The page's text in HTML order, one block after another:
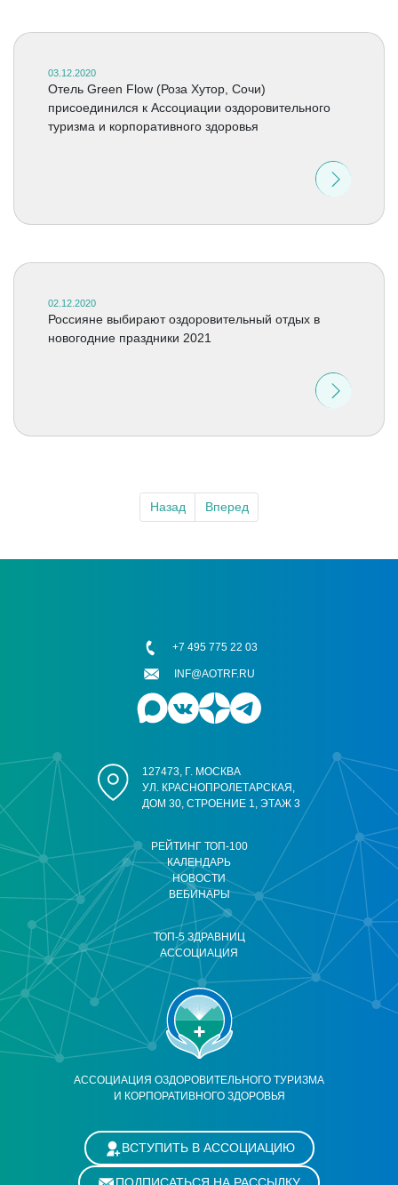
03.12.2020
Отель Green Flow (Роза Хутор, Сочи)
присоединился к Ассоциации оздоровительного
туризма и корпоративного здоровья
02.12.2020
Россияне выбирают оздоровительный отдых в
новогодние праздники 2021
Назад Вперед
АССОЦИАЦИЯ ОЗДОРОВИТЕЛЬНОГО ТУРИЗМА
И КОРПОРАТИВНОГО ЗДОРОВЬЯ
РЕЙТИНГ ТОП-100
КАЛЕНДАРЬ
НОВОСТИ
ВЕБИНАРЫ
ТОП-5 ЗДРАВНИЦ
АССОЦИАЦИЯ
127473, Г. МОСКВА
УЛ. КРАСНОПРОЛЕТАРСКАЯ,
ДОМ 30, СТРОЕНИЕ 1, ЭТАЖ 3
+7 495 775 22 03
INF@AOTRF.RU
ВСТУПИТЬ В АССОЦИАЦИЮ